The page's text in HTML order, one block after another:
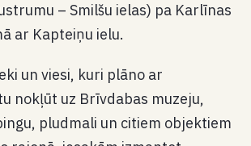
– Smilšu ielas) pa Karlīnas
ar Kapteiņu ielu.
un viesi, kuri plāno ar
nokļūt uz Brīvdabas muzeju,
pludmali un citiem objektiem